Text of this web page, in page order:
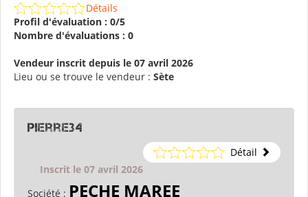
Détails
Profil d'évaluation : 0/5
Nombre d'évaluations : 0
Vendeur inscrit depuis le 07 avril 2026
Lieu ou se trouve le vendeur : Sète
Pierre34
Détail
Inscrit le 07 avril 2026
Société : PECHE MAREE